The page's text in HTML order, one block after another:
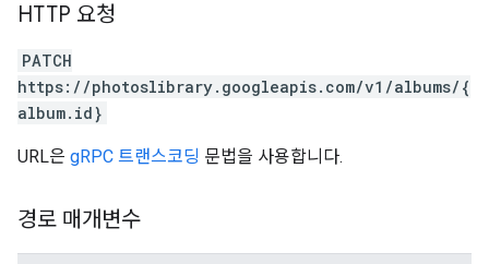
HTTP 요청
PATCH
https://photoslibrary.googleapis.com/v1/albums/{
album.id}
URL은 gRPC 트랜스코딩 문법을 사용합니다.
경로 매개변수